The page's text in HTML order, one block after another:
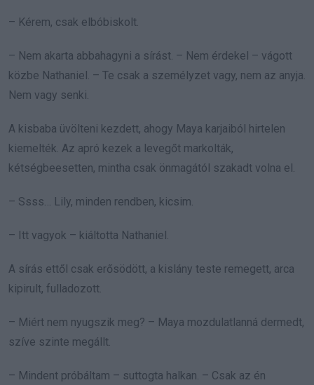
– Kérem, csak elbóbiskolt.
– Nem akarta abbahagyni a sírást. – Nem érdekel – vágott
közbe Nathaniel. – Te csak a személyzet vagy, nem az anyja.
Nem vagy senki.
A kisbaba üvölteni kezdett, ahogy Maya karjaiból hirtelen
kiemelték. Az apró kezek a levegőt markolták,
kétségbeesetten, mintha csak önmagától szakadt volna el.
– Ssss… Lily, minden rendben, kicsim.
– Itt vagyok – kiáltotta Nathaniel.
A sírás ettől csak erősödött, a kislány teste remegett, arca
kipirult, fulladozott.
– Miért nem nyugszik meg? – Maya mozdulatlanná dermedt,
szíve szinte megállt.
– Mindent próbáltam – suttogta halkan. – Csak az én